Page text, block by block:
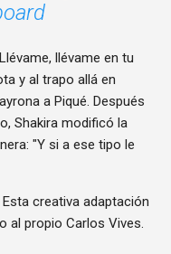
llévame en tu
y al trapo allá en
a Piqué. Después
Shakira modificó la
"Y si a ese tipo le
creativa adaptación
al propio Carlos Vives.